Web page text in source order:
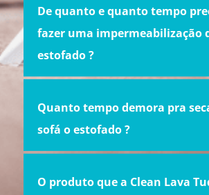
De quanto e quanto tempo
fazer uma impermeabilização
estofado ?
Quanto tempo demora pra
sofá o estofado ?
O produto que a Clean Lava